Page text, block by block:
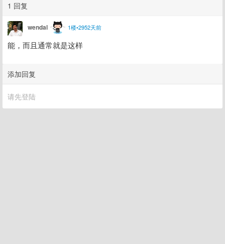
1 回复
wendal 1楼•2952天前
能，而且通常就是这样
添加回复
请先登陆